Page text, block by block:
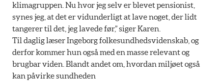
klimagruppen. Nu hvor jeg selv er blevet pensionist,
synes jeg, at det er vidunderligt at lave noget, der lidt
tangerer til det, jeg lavede før,” siger Karen.
Til daglig læser Ingeborg folkesundhedsvidenskab, og
derfor kommer hun også med en masse relevant og
brugbar viden. Blandt andet om, hvordan miljøet også
kan påvirke sundheden